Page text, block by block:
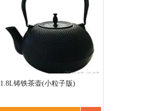
1.8L铸铁茶壶(小粒子版)